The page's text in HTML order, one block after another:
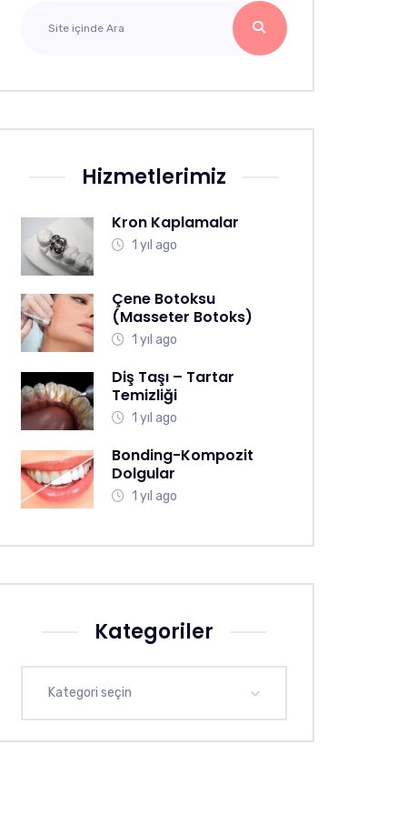
Hizmetlerimiz
Kron Kaplamalar
1 yıl ago
Çene Botoksu
(Masseter Botoks)
1 yıl ago
Diş Taşı – Tartar
Temizliği
1 yıl ago
Bonding-Kompozit
Dolgular
1 yıl ago
Kategoriler
Kategori seçin